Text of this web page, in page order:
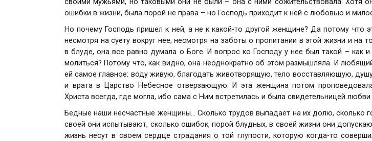
своими мужьями, но таковыми они не были – она с ними сожительствовала. Хотя
ошибки в жизни, была порой не права – но Господь приходит к ней с любовью и
Но почему Господь пришел к ней, а не к какой-то другой женщине? Да потому что
несмотря на суету вокруг нее, несмотря на заботы о пропитании в этой жизни и на
в блуде, она все равно думала о Боге. И вопрос ко Господу у нее был такой – как и
молиться? Потому что, как видно, она неоднократно об этом размышляла. И
ей самое главное: воду живую, благодать животворящую, тело восставляющую,
и врата в Царство Небесное отверзающую. И эта женщина потом
Христа всегда, где могла, ибо сама с Ним встретилась и была свидетельницей
Бедные наши несчастные женщины… Сколько трудов выпадает на их долю, сколько
своей они испытывают, сколько ошибок, порой блудных, в своей жизни они
жизнь несут в своем сердце страдания о той глупости, которую когда-то